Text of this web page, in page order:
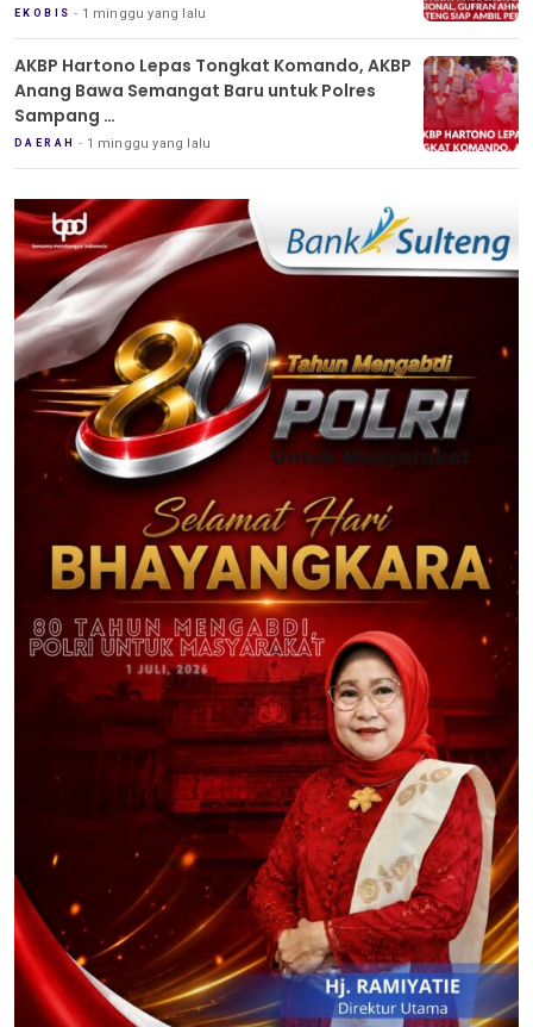
EKOBIS 1 minggu yang lalu
AKBP Hartono Lepas Tongkat Komando, AKBP
Anang Bawa Semangat Baru untuk Polres
Sampang
Tradisi Pedang Pora Iringi Sertijab Kapolres
Sampang
DAERAH 1 minggu yang lalu